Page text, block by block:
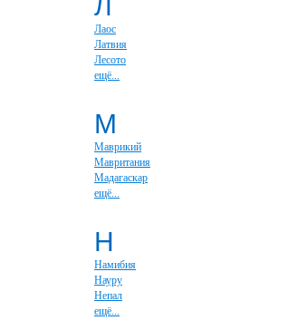
Лаос
Латвия
Лесото
ещё...
М
Маврикий
Мавритания
Мадагаскар
ещё...
Н
Намибия
Науру
Непал
ещё...